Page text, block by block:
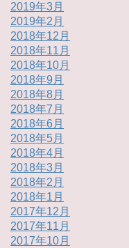
2019年3月
2019年2月
2018年12月
2018年11月
2018年10月
2018年9月
2018年8月
2018年7月
2018年6月
2018年5月
2018年4月
2018年3月
2018年2月
2018年1月
2017年12月
2017年11月
2017年10月